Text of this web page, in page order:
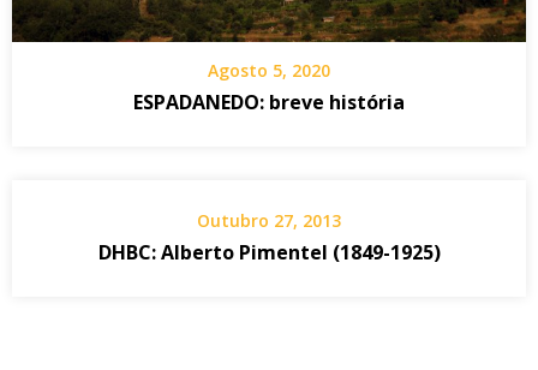
Agosto 5, 2020
ESPADANEDO: breve história
Outubro 27, 2013
DHBC: Alberto Pimentel (1849-1925)